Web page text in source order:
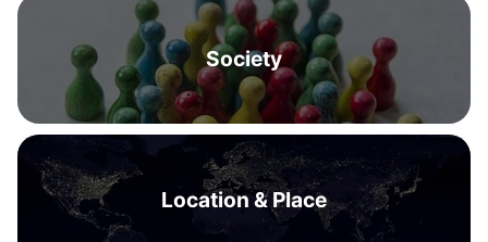
Society
Location & Place